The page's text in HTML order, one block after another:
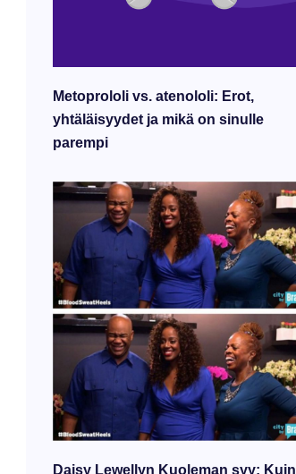
Metoprololi vs. atenololi: Erot,
yhtäläisyydet ja mikä on sinulle
parempi
Daisy Lewellyn Kuoleman syy: